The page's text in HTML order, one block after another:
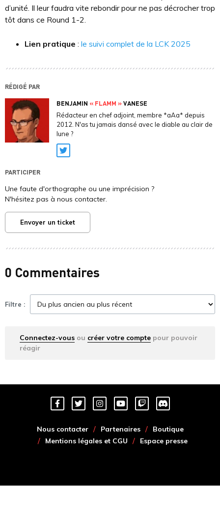
d’unité. Il leur faudra vite rebondir pour ne pas décrocher trop
tôt dans ce Round 1-2.
Lien pratique : le suivi complet de la LCK 2025
RÉDIGÉ PAR
BENJAMIN « FLAMM »VANESE
Rédacteur en chef adjoint, membre *aAa* depuis
2012. N'as tu jamais dansé avec le diable au clair de
lune ?
Twitter
PARTICIPER
Une faute d'orthographe ou une imprécision ?
N'hésitez pas à nous contacter.
Envoyer un ticket
0 Commentaires
Filtre :
Connectez-vous ou créer votre compte pour pouvoir
réagir
Nous contacter Partenaires
Boutique
Mentions légales et CGU
Espace presse